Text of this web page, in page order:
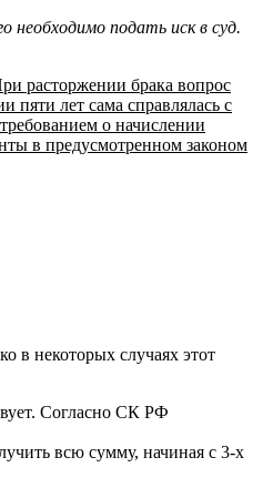
подать иск в суд.
расторжении брака вопрос
пяти лет сама справлялась с
о начислении
в предусмотренном законом
в некоторых случаях этот
Согласно СК РФ
всю сумму, начиная с 3-х